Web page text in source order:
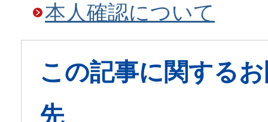
本人確認について
この記事に関する
先